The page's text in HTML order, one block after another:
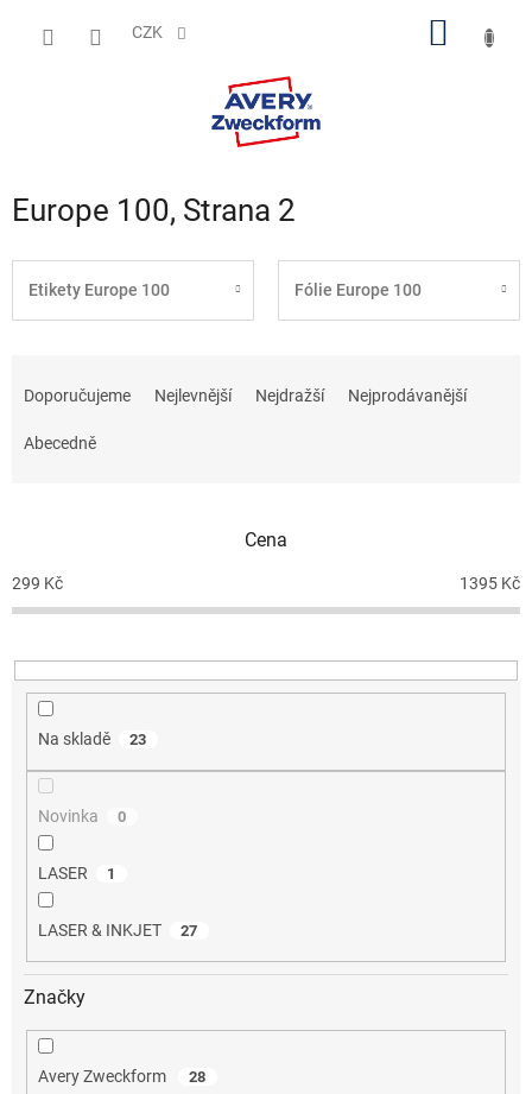
CZK
Europe 100, Strana 2
Etikety Europe 100 Fólie Europe 100
o
d
k
t
Doporučujeme Nejlevnější Nejdražší Nejprodávanější
Abecedně
Cena
299 Kč 1395 Kč
Na skladě 23
Novinka 0
LASER 1
LASER & INKJET 27
Značky
Avery Zweckform 28